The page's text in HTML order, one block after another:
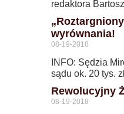
redaktora
wyrównania!
08-19-2018
INFO: Sędzia
sądu ok. 20 tys.
Rewolucyjny
08-19-2018